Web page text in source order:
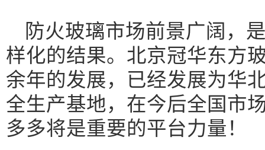
防火玻璃市场前景广阔，
样化的结果。北京冠华东方
余年的发展，已经发展为华
全生产基地，在今后全国市
多多将是重要的平台力量！